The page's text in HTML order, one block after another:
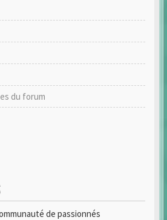
du forum
de passionnés